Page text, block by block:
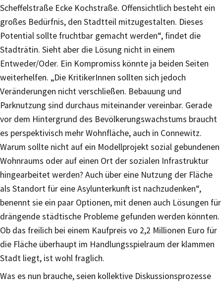
Scheffelstraße Ecke Kochstraße. Offensichtlich besteht ein
großes Bedürfnis, den Stadtteil mitzugestalten. Dieses
Potential sollte fruchtbar gemacht werden“, findet die
Stadträtin. Sieht aber die Lösung nicht in einem
Entweder/Oder. Ein Kompromiss könnte ja beiden Seiten
weiterhelfen. „Die KritikerInnen sollten sich jedoch
Veränderungen nicht verschließen. Bebauung und
Parknutzung sind durchaus miteinander vereinbar. Gerade
vor dem Hintergrund des Bevölkerungswachstums braucht
es perspektivisch mehr Wohnfläche, auch in Connewitz.
Warum sollte nicht auf ein Modellprojekt sozial gebundenen
Wohnraums oder auf einen Ort der sozialen Infrastruktur
hingearbeitet werden? Auch über eine Nutzung der Fläche
als Standort für eine Asylunterkunft ist nachzudenken“,
benennt sie ein paar Optionen, mit denen auch Lösungen für
drängende städtische Probleme gefunden werden könnten.
Ob das freilich bei einem Kaufpreis vo 2,2 Millionen Euro für
die Fläche überhaupt im Handlungsspielraum der klammen
Stadt liegt, ist wohl fraglich.
Was es nun brauche, seien kollektive Diskussionsprozesse